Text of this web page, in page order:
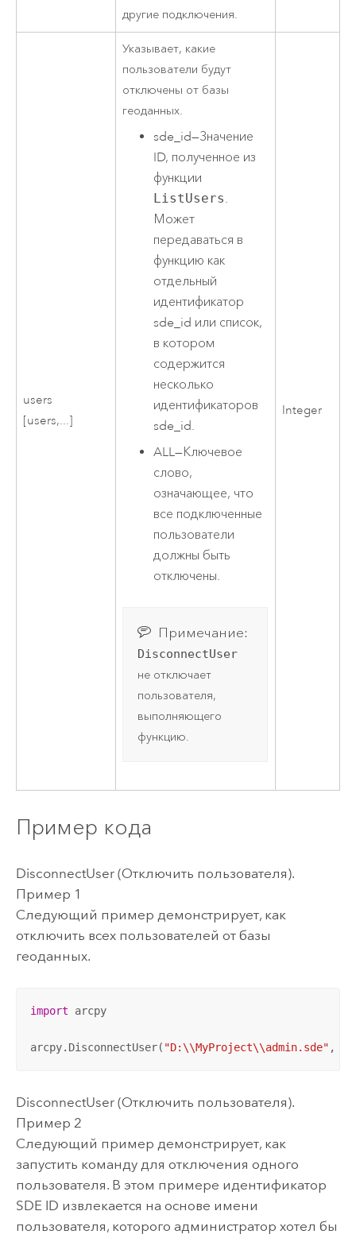
другие подключения.
users
[users,...]
Указывает, какие
пользователи будут
отключены от базы
геоданных.
sde_id—Значение
ID, полученное из
функции
ListUsers.
Может
передаваться в
функцию как
отдельный
идентификатор
sde_id или список,
в котором
содержится
несколько
идентификаторов
sde_id.
ALL—Ключевое
слово,
означающее, что
все подключенные
пользователи
должны быть
отключены.
Примечание:
DisconnectUser
не отключает
пользователя,
выполняющего
функцию.
Integer
Пример кода
DisconnectUser (Отключить пользователя).
Пример 1
Следующий пример демонстрирует, как
отключить всех пользователей от базы
геоданных.
import arcpy
arcpy.DisconnectUser( "D:\\MyProject\\admin.sde" ,
DisconnectUser (Отключить пользователя).
Пример 2
Следующий пример демонстрирует, как
запустить команду для отключения одного
пользователя. В этом примере идентификатор
SDE ID извлекается на основе имени
пользователя, которого администратор хотел бы